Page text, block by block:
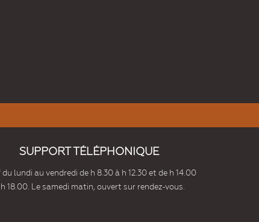
SUPPORT TÉLÉPHONIQUE
lundi au vendredi de h 8.30 à h 12.30 et de h 14.00
18.00. Le samedi matin, ouvert sur rendez-vous.